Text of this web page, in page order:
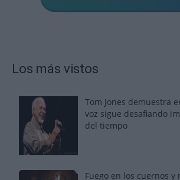
Los más vistos
Tom Jones demuestra
voz sigue desafiando
del tiempo
Fuego en los cuernos y